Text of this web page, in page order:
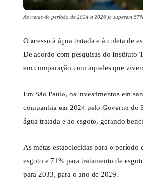
As metas do período de 2024 a 2026 já superam
O acesso à água tratada e à coleta de
De acordo com pesquisas do Instituto
em comparação com aqueles que
Em São Paulo, os investimentos em
companhia em 2024 pelo Governo do
água tratada e ao esgoto, gerando
As metas estabelecidas para o período
esgoto e 71% para tratamento de
para 2033, para o ano de 2029.